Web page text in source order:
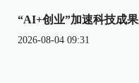
“AI+创业”加速科技成
2026-08-04 09:31